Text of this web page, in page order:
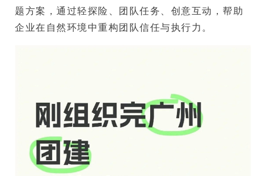
题方案，通过轻探险、团队任务、创意互动 ，帮助
企业在自然环境中重构团队信任与执行力。